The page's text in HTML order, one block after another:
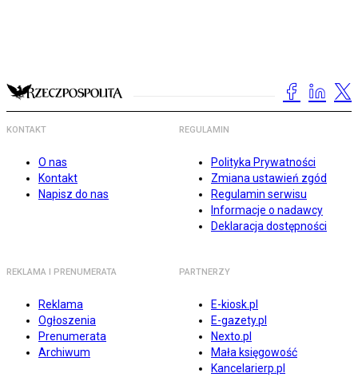
KONTAKT
O nas
Kontakt
Napisz do nas
REGULAMIN
Polityka Prywatności
Zmiana ustawień zgód
Regulamin serwisu
Informacje o nadawcy
Deklaracja dostępności
REKLAMA I PRENUMERATA
Reklama
Ogłoszenia
Prenumerata
Archiwum
PARTNERZY
E-kiosk.pl
E-gazety.pl
Nexto.pl
Mała księgowość
Kancelarierp.pl